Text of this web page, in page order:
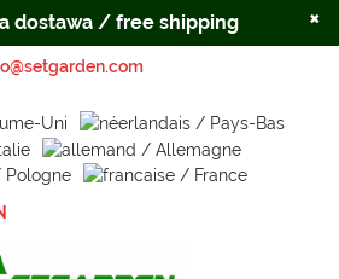
dostawa / free shipping ×